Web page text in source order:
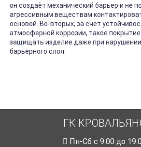
он создаёт механический барьер и не
агрессивным веществам
основой. Во-вторых, за счёт
атмосферной коррозии, такое
защищать изделие даже при
барьерного слоя.
ГК
Пн-Cб с 9:00 до